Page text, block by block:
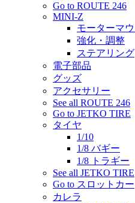
Go to ROUTE 246
MINI-Z
モーターマウ
強化・調整
ステアリング
電子部品
グッズ
アクセサリー
See all ROUTE 246
Go to JETKO TIRE
タイヤ
1/10
1/8 バギー
1/8 トラギー
See all JETKO TIRE
Go to スロットカー
カレラ